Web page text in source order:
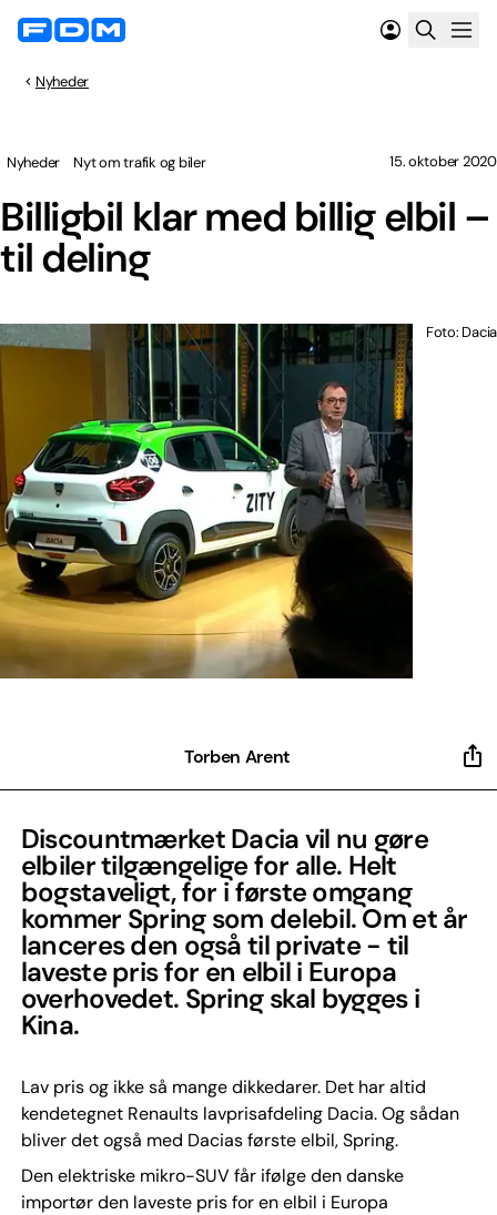
Nyheder
Billigbil klar med billig elbil –
til deling
Nyheder Nyt om trafik og biler 15. oktober 2020
Foto: Dacia
Torben Arent
Discountmærket Dacia vil nu gøre
elbiler tilgængelige for alle. Helt
bogstaveligt, for i første omgang
kommer Spring som delebil. Om et år
lanceres den også til private - til
laveste pris for en elbil i Europa
overhovedet. Spring skal bygges i
Kina.
Lav pris og ikke så mange dikkedarer. Det har altid
kendetegnet Renaults lavprisafdeling Dacia. Og sådan
bliver det også med Dacias første elbil, Spring.
Den elektriske mikro-SUV får ifølge den danske
importør den laveste pris for en elbil i Europa